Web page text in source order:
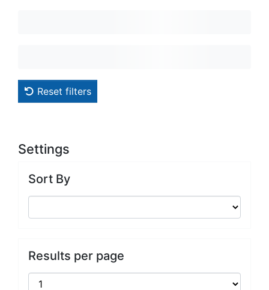
Reset filters
Settings
Sort By
Results per page